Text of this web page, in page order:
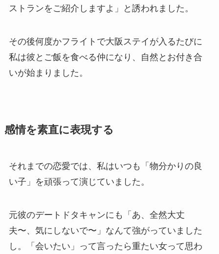
ストランをご紹介しますよ」と誘われました。
その後何度かフライトで大阪ステイが入るたびに
私は彼とご飯を食べる仲になり、自然とお付き合
いが始まりました。
感情を素直に表現する
それまでの恋愛では、私はいつも「物分かりの良
い子」を頑張って演じていました。
元彼のデートドタキャンにも「あ、全然大丈
夫〜、気にしないで〜」なんて強がっていました
し。「会いたい」って言ったら重たい女って思わ